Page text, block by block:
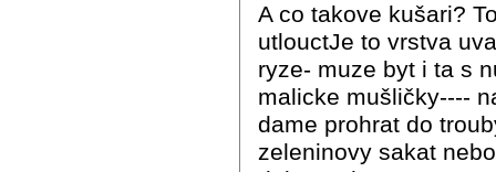
A co takove kušari?
utlouctJe to vrstva
ryze- muze byt i ta s
malicke mušličky----
dame prohrat do
zeleninovy sakat